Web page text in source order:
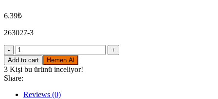
6.39₺
263027-3
107
-
MAKİTA
263027-
3
PİM
Add to cart Hemen Al
3 Kişi bu ürünü inceliyor!
Share:
Reviews (0)